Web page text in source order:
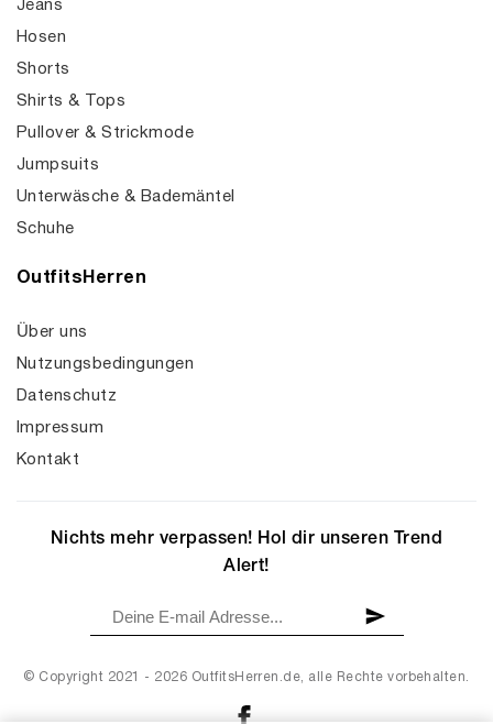
Jeans
Hosen
Shorts
Shirts & Tops
Pullover & Strickmode
Jumpsuits
Unterwäsche & Bademäntel
Schuhe
OutfitsHerren
Über uns
Nutzungsbedingungen
Datenschutz
Impressum
Kontakt
© Copyright 2021 - 2026 OutfitsHerren.de, alle Rechte vorbehalten.
Nichts mehr verpassen! Hol dir unseren Trend
Alert!